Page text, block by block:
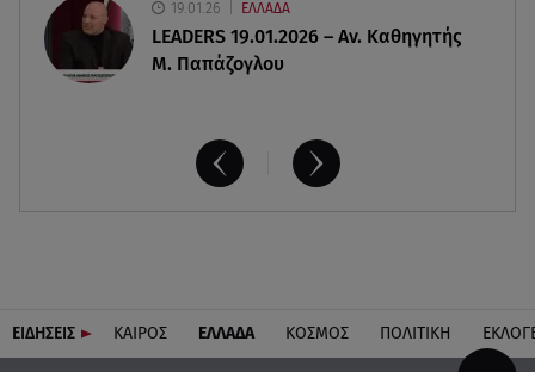
19.01.26 ΕΛΛΑΔΑ
LEADERS 19.01.2026 – Αν. Καθηγητής
Μ. Παπάζογλου
ΕΙΔΗΣΕΙΣ ΚΑΙΡΟΣ ΕΛΛΑΔΑ ΚΟΣΜΟΣ ΠΟΛΙΤΙΚΗ